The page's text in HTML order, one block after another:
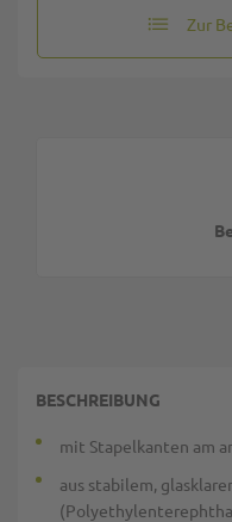
Zur
BESCHREIBUNG
mit Stapelkanten am
aus stabilem,